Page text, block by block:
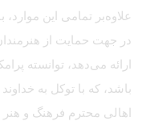
علاوه‌بر تمامی این
در جهت حمایت از
ارائه می‌دهد، توانسته
باشد، که با توکل به
اهالی محترم فرهنگ و